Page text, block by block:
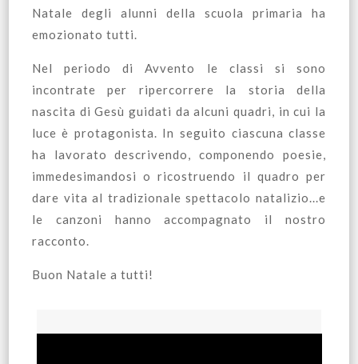
Natale degli alunni della scuola primaria ha
emozionato tutti.
Nel periodo di Avvento le classi si sono
incontrate per ripercorrere la storia della
nascita di Gesù guidati da alcuni quadri, in cui la
luce è protagonista. In seguito ciascuna classe
ha lavorato descrivendo, componendo poesie,
immedesimandosi o ricostruendo il quadro per
dare vita al tradizionale spettacolo natalizio...e
le canzoni hanno accompagnato il nostro
racconto.
Buon Natale a tutti!